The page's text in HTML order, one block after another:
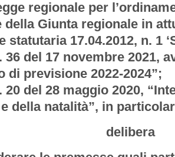
regionale per
della Giunta regionale in
statutaria 17.04.2012, n. 1
36 del 17 novembre 2021,
di previsione 2022-2024”;
20 del 28 maggio 2020,
della natalità”, in
delibera